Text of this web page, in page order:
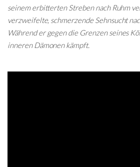
seinem erbitterten Streben nach Ruhm
verzweifelte, schmerzende Sehnsucht
Während er gegen die Grenzen seines
inneren Dämonen kämpft.